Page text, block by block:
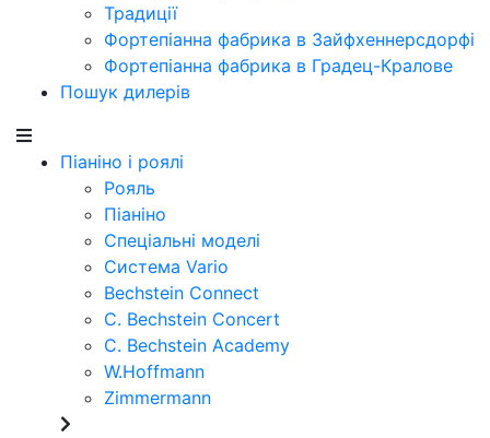
Традиції
Фортепіанна фабрика в Зайфхеннерсдорфi
Фортепіанна фабрика в Градец-Кралове
Пошук дилерів
Піаніно і роялі
Рояль
Піаніно
Спеціальні моделі
Система Vario
Bechstein Connect
C. Bechstein Concert
C. Bechstein Academy
W.Hoffmann
Zimmermann